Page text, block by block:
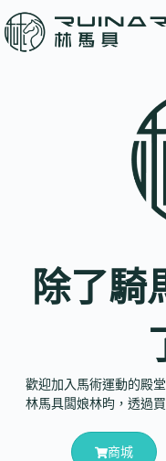
除了騎
歡迎加入馬術運動的殿
林馬具闆娘林昀，透過
商城